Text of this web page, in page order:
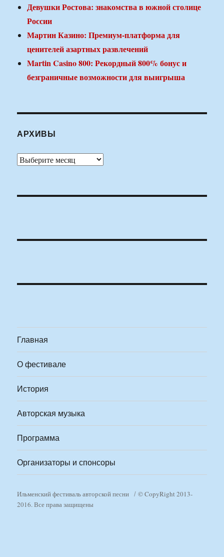
Девушки Ростова: знакомства в южной столице
России
Мартин Казино: Премиум-платформа для
ценителей азартных развлечений
Martin Casino 800: Рекордный 800% бонус и
безграничные возможности для выигрыша
АРХИВЫ
Архивы
Главная
О фестивале
История
Авторская музыка
Программа
Организаторы и спонсоры
Ильменский фестиваль авторской песни
© CopyRight 2013-
2016. Все права защищены